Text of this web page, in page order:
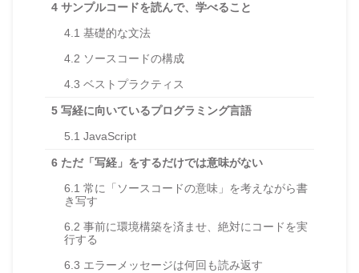
4 サンプルコードを読んで、学べること
4.1 基礎的な文法
4.2 ソースコードの構成
4.3 ベストプラクティス
5 写経に向いているプログラミング言語
5.1 JavaScript
6 ただ「写経」をするだけでは意味がない
6.1 常に「ソースコードの意味」を考えながら書
き写す
6.2 事前に環境構築を済ませ、絶対にコードを実
行する
6.3 エラーメッセージは何回も読み返す